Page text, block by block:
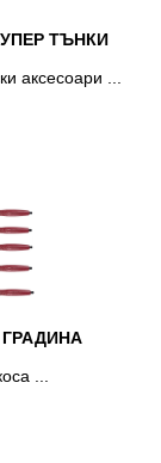
ТЪНКИ
аксесоари ...
...